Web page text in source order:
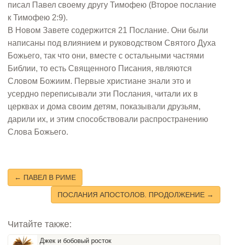
писал Павел своему другу Тимофею (Второе послание
к Тимофею 2:9).
В Новом Завете содержится 21 Послание. Они были
написаны под влиянием и руководством Святого Духа
Божьего, так что они, вместе с остальными частями
Библии, то есть Священного Писания, являются
Словом Божиим. Первые христиане знали это и
усердно переписывали эти Послания, читали их в
церквах и дома своим детям, показывали друзьям,
дарили их, и этим способствовали распространению
Слова Божьего.
← ПАВЕЛ В РИМЕ
ПОСЛАНИЯ АПОСТОЛОВ. ПРОДОЛЖЕНИЕ →
Читайте также:
Джек и бобовый росток